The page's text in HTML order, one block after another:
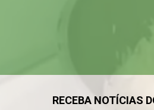
RECEBA NOTÍCIAS